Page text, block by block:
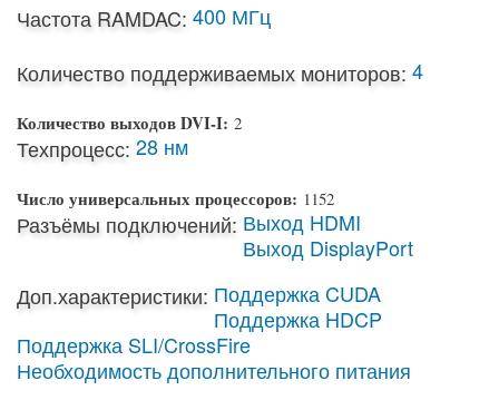
Частота RAMDAC: 400 МГц
Количество поддерживаемых мониторов: 4
Количество выходов DVI-I: 2
Техпроцесс: 28 нм
Число универсальных процессоров: 1152
Разъёмы подключений: Выход HDMI
Выход DisplayPort
Доп.характеристики: Поддержка CUDA
Поддержка HDCP
Поддержка SLI/CrossFire
Необходимость дополнительного питания